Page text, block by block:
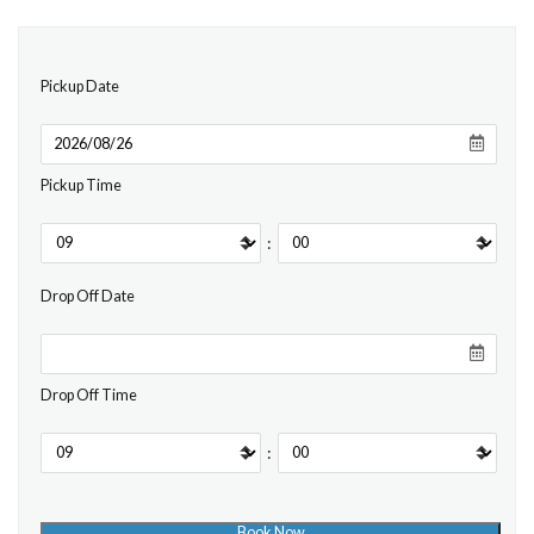
Pickup Date
Pickup Time
:
Drop Off Date
Drop Off Time
: